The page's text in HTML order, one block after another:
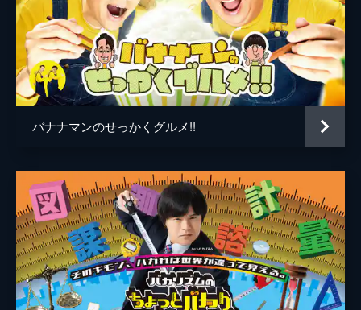
#4 日本全国の県民が偏愛！“謎の”ウマす
ぎグルメ対決
【長野県民が殺到！味変が自由“ローメン”VS
ヘルシーなカツ丼!?宮城“アブラフ丼”】【富
山マダム激推し！ふわトロ“ぼてやん”VS岐
阜“ツケステ”】【埼玉スタカレー】
#5 県民が溺愛！ウマすぎローカルチェー
埼玉に他県民が殺到！神コスパ海鮮店いくら
マグロ爆盛り海鮮丼＆茨城県民が箱買い！蜜
トロトロ焼きいも店＆月500円で餃子93皿！
東京中華店＆1日3千個静岡おにぎり
117分
#6 家の不要品がお金に＆実証！町で話題
の新常識は成功できる!?
【不要品がお金に】木彫りのクマは○○で高額
バナナマンのせっかくグルメ!!